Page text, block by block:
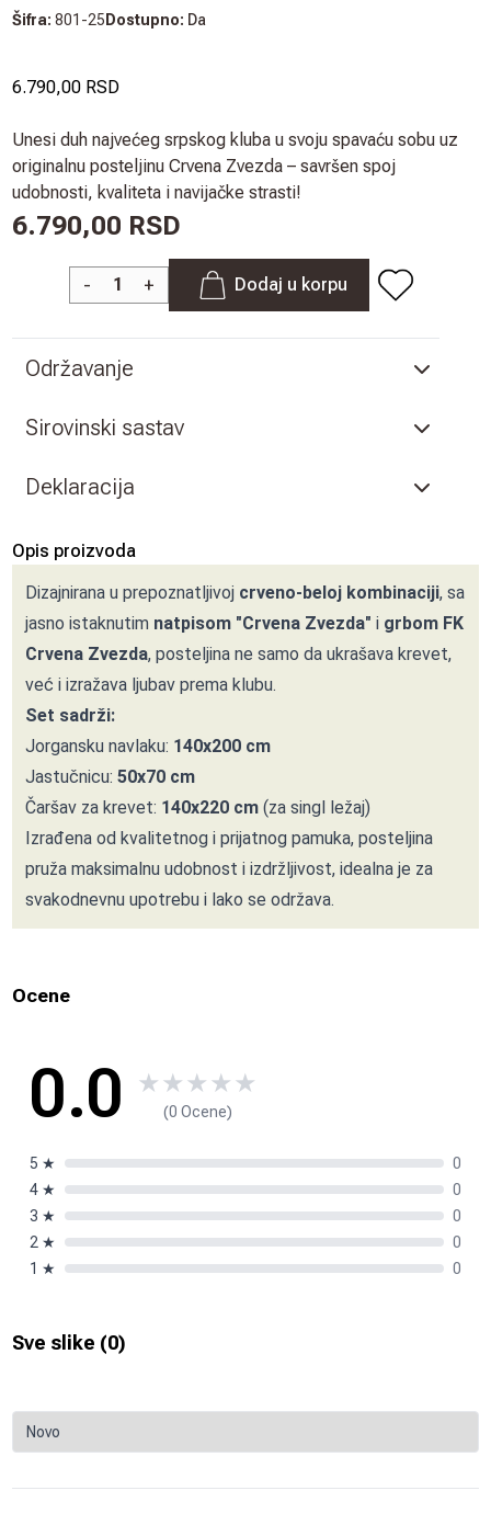
Šifra: 801-25 Dostupno: Da
6.790,00 RSD
Unesi duh najvećeg srpskog kluba u svoju spavaću sobu uz
originalnu posteljinu Crvena Zvezda – savršen spoj
udobnosti, kvaliteta i navijačke strasti!
6.790,00 RSD
- + Dodaj u korpu
Održavanje
Sirovinski sastav
Deklaracija
Opis proizvoda
Dizajnirana u prepoznatljivoj crveno-beloj kombinaciji, sa
jasno istaknutim natpisom "Crvena Zvezda" i grbom FK
Crvena Zvezda, posteljina ne samo da ukrašava krevet,
već i izražava ljubav prema klubu.
Set sadrži:
Jorgansku navlaku: 140x200 cm
Jastučnicu:50x70 cm
Čaršav za krevet: 140x220 cm (za singl ležaj)
Izrađena od kvalitetnog i prijatnog pamuka, posteljina
pruža maksimalnu udobnost i izdržljivost, idealna je za
svakodnevnu upotrebu i lako se održava.
Ocene
0.0 ★★★★★
(0 Ocene)
5 ★
0
4 ★
0
3 ★
0
2 ★
0
1 ★ 0
Sve slike (0)